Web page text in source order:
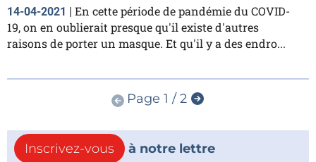
14-04-2021 | En cette période de pandémie du COVID-
19, on en oublierait presque qu'il existe d'autres
raisons de porter un masque. Et qu'il y a des endro...
Page 1 / 2
Inscrivez-vous
à notre lettre